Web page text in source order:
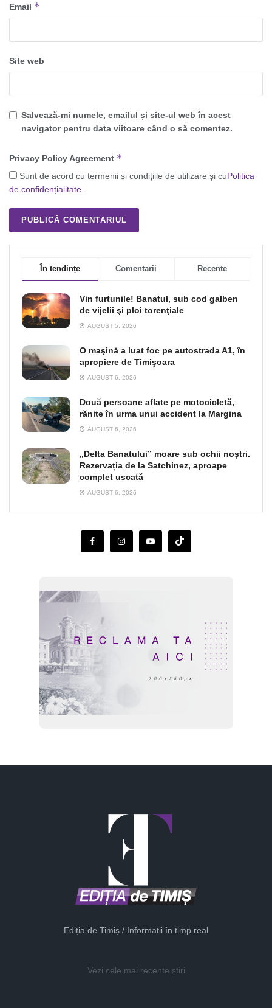
Email *
Site web
Salvează-mi numele, emailul și site-ul web în acest
navigator pentru data viitoare când o să comentez.
Privacy Policy Agreement *
Sunt de acord cu termenii și condițiile de utilizare și cuPolitica
de confidențialitate.
În tendințe Comentarii Recente
Vin furtunile! Banatul, sub cod galben
de vijelii şi ploi torenţiale
AUGUST 5, 2026
O maşină a luat foc pe autostrada A1, în
apropiere de Timişoara
AUGUST 6, 2026
Două persoane aflate pe motocicletă,
rănite în urma unui accident la Margina
AUGUST 6, 2026
„Delta Banatului” moare sub ochii noștri.
Rezervația de la Satchinez, aproape
complet uscată
AUGUST 6, 2026
Ediția de Timiș / Informații în timp real
Vezi cele mai recente știri